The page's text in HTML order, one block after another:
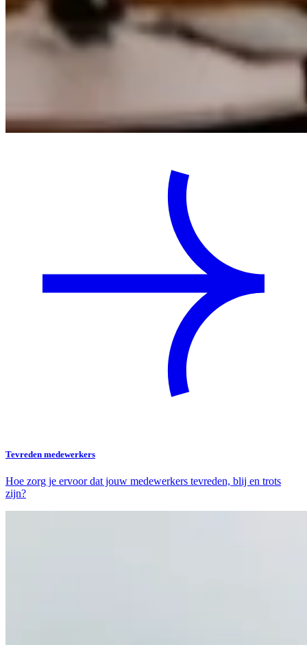
Tevreden medewerkers
Hoe zorg je ervoor dat jouw medewerkers tevreden, blij en trots
zijn?